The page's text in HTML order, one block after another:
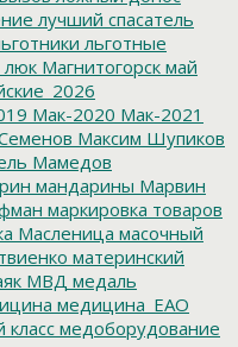
лучший спасатель
льготные
люк Магнитогорск май
Мак-2020 Мак-2021
Максим Шупиков
Мамедов
мандарины Марвин
маркировка товаров
Масленица масочный
материнский
МВД медаль
медицина_ЕАО
медоборудование